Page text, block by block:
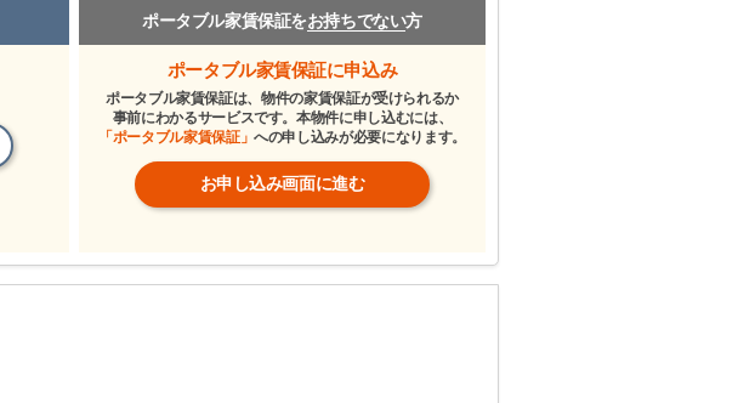
ポータブル家賃保証をお持ちでない方
ポータブル家賃保証に申込み
ポータブル家賃保証は、物件の家賃保証が受けられるか
事前にわかるサービスです。本物件に申し込むには、
「ポータブル家賃保証」への申し込みが必要になります。
お申し込み画面に進む